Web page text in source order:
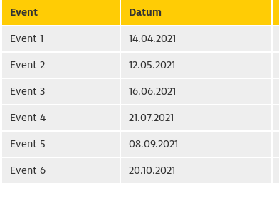
Event
Datum
Event 1 14.04.2021
Event 2 12.05.2021
Event 3 16.06.2021
Event 4 21.07.2021
Event 5 08.09.2021
Event 6 20.10.2021